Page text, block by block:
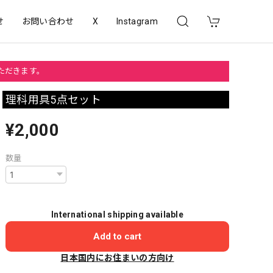
お問い合わせ X Instagram
きます。
理科用具5点セット
¥2,000
数量
International shipping available
Add to cart
日本国内にお住まいの方向け